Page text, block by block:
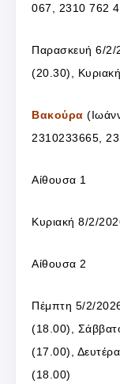
067, 2310 762
Παρασκευή 6/
(20.30),
Βακούρα
2310233665,
Αίθουσα 1
Κυριακή 8/2/
Αίθουσα 2
Πέμπτη 5/2/
(18.00),
(17.00),
(18.00)